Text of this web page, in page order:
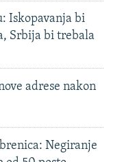
Iskopavanja bi
Srbija bi trebala
adrese nakon
Negiranje